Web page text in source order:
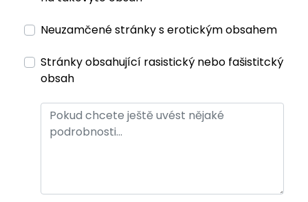
Neuzamčené stránky s erotickým obsahem
Stránky obsahující rasistický nebo fašistitcký
obsah